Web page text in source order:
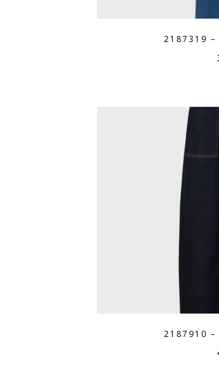
2187319
2187910